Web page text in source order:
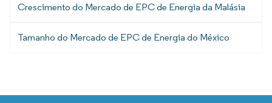
Crescimento do Mercado de EPC de Energia da Malásia
Tamanho do Mercado de EPC de Energia do México